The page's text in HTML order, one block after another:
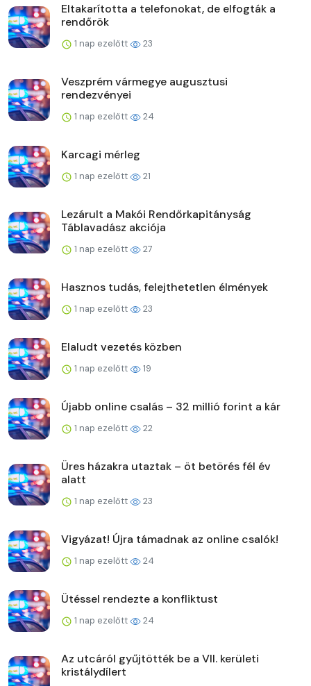
Eltakarította a telefonokat, de elfogták a
rendőrök
1 nap ezelőtt 23
Veszprém vármegye augusztusi
rendezvényei
1 nap ezelőtt 24
Karcagi mérleg
1 nap ezelőtt 21
Lezárult a Makói Rendőrkapitányság
Táblavadász akciója
1 nap ezelőtt 27
Hasznos tudás, felejthetetlen élmények
1 nap ezelőtt 23
Elaludt vezetés közben
1 nap ezelőtt 19
Újabb online csalás – 32 millió forint a kár
1 nap ezelőtt 22
Üres házakra utaztak – öt betörés fél év
alatt
1 nap ezelőtt 23
Vigyázat! Újra támadnak az online csalók!
1 nap ezelőtt 24
Ütéssel rendezte a konfliktust
1 nap ezelőtt 24
Az utcáról gyűjtötték be a VII. kerületi
kristálydílert